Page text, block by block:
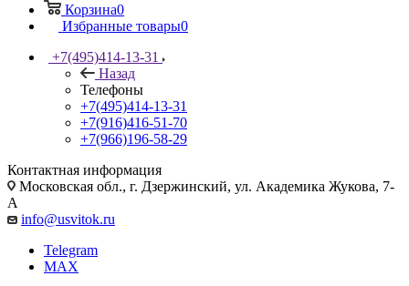
Корзина0
Избранные товары0
+7(495)414-13-31
Назад
Телефоны
+7(495)414-13-31
+7(916)416-51-70
+7(966)196-58-29
Контактная информация
Московская обл., г. Дзержинский, ул. Академика Жукова, 7-
А
info@usvitok.ru
Telegram
MAX